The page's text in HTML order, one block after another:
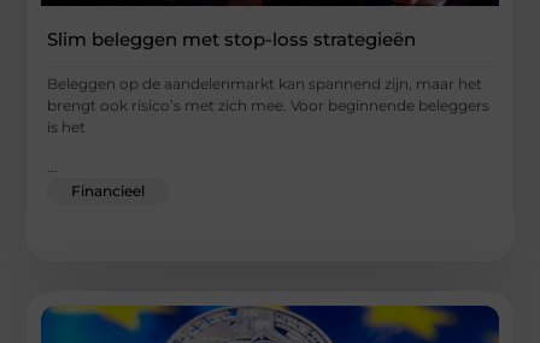
Slim beleggen met stop-loss strategieën
Beleggen op de aandelenmarkt kan spannend zijn, maar het
brengt ook risico’s met zich mee. Voor beginnende beleggers
is het
Financieel